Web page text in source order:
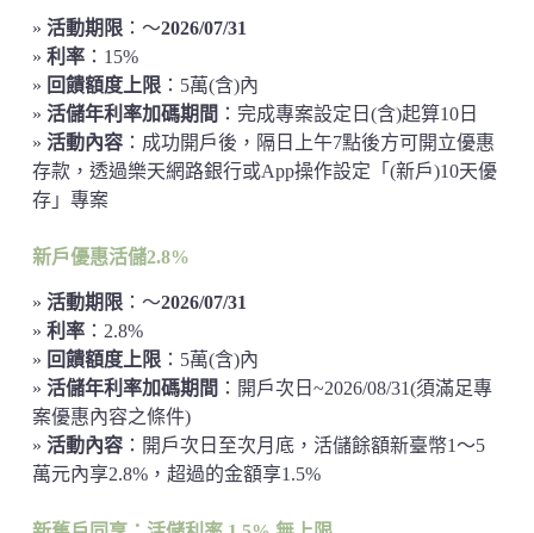
» 活動期限：～2026/07/31
» 利率：15%
» 回饋額度上限：5萬(含)內
» 活儲年利率加碼期間 ：完成專案設定日(含)起算10日
» 活動內容：成功開戶後，隔日上午7點後方可開立優惠
存款，透過樂天網路銀行或App操作設定「(新戶)10天優
存」專案
新戶優惠活儲2.8%
» 活動期限：～2026/07/31
» 利率：2.8%
» 回饋額度上限：5萬(含)內
» 活儲年利率加碼期間 ：開戶次日~2026/08/31(須滿足專
案優惠內容之條件)
» 活動內容：開戶次日至次月底，活儲餘額新臺幣1～5
萬元內享2.8%，超過的金額享1.5%